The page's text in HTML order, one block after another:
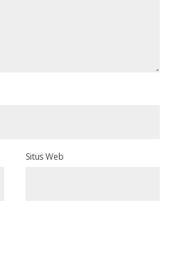
Situs Web